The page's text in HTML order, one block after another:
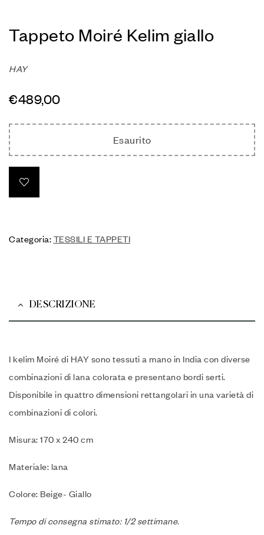
Tappeto Moiré Kelim giallo
HAY
€489,00
Esaurito
Categoria: TESSILI E TAPPETI
DESCRIZIONE
I kelim Moiré di HAY sono tessuti a mano in India con diverse
combinazioni di lana colorata e presentano bordi serti.
Disponibile in quattro dimensioni rettangolari in una varietà di
combinazioni di colori.
Misura: 170 x 240 cm
Materiale: lana
Colore: Beige- Giallo
Tempo di consegna stimato: 1/2 settimane.